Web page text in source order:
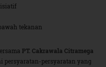
tekanan
PT. Cakrawala Citramega
persyaratan-persyaratan yang